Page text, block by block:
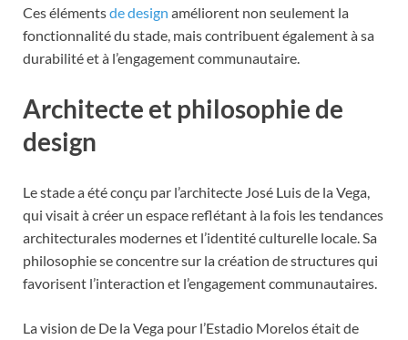
Ces élémentsde design améliorent non seulement la
fonctionnalité du stade, mais contribuent également à sa
durabilité et à l’engagement communautaire.
Architecte et philosophie de
design
Le stade a été conçu par l’architecte José Luis de la Vega,
qui visait à créer un espace reflétant à la fois les tendances
architecturales modernes et l’identité culturelle locale. Sa
philosophie se concentre sur la création de structures qui
favorisent l’interaction et l’engagement communautaires.
La vision de De la Vega pour l’Estadio Morelos était de